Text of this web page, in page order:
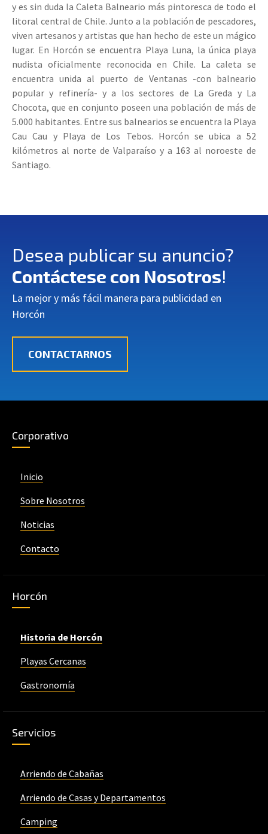
y es sin duda la Caleta Balneario más pintoresca de todo el
litoral central de Chile. Junto a la población de pescadores,
viven artesanos y artistas que han hecho de este un mágico
lugar. En Horcón se encuentra Playa Luna, la única playa
nudista oficialmente reconocida en Chile. La caleta se
encuentra unida al puerto de Ventanas -con balneario
popular y refinería- y a los sectores de La Greda y La
Chocota, que en conjunto poseen una población de más de
5.000 habitantes. Entre sus balnearios se encuentra la Playa
Cau Cau y Playa de Los Tebos. Horcón se ubica a 52
kilómetros al norte de Valparaíso y a 163 al noroeste de
Santiago.
Desea publicar su anuncio?
Contáctese con Nosotros!
La mejor y más fácil manera para publicidad en
Horcón
CONTACTARNOS
Corporativo
Inicio
Sobre Nosotros
Noticias
Contacto
Horcón
Historia de Horcón
Playas Cercanas
Gastronomía
Servicios
Arriendo de Cabañas
Arriendo de Casas y Departamentos
Camping